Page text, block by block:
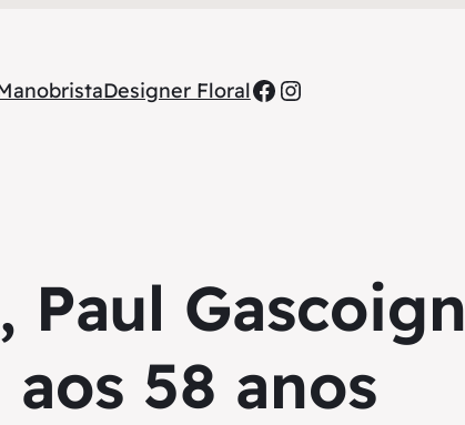
Designer FloralFacebook
Instagram
58 anos